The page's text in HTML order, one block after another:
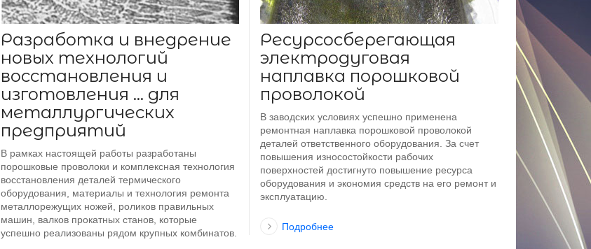
Разработка и внедрение
новых технологий
восстановления и
изготовления ... для
металлургических
предприятий
В рамках настоящей работы разработаны
порошковые проволоки и комплексная технология
восстановления деталей термического
оборудования, материалы и технология ремонта
металлорежущих ножей, роликов правильных
машин, валков прокатных станов, которые
успешно реализованы рядом крупных комбинатов.
Ресурсосберегающая
электродуговая
наплавка порошковой
проволокой
В заводских условиях успешно применена
ремонтная наплавка порошковой проволокой
деталей ответственного оборудования. За счет
повышения износостойкости рабочих
поверхностей достигнуто повышение ресурса
оборудования и экономия средств на его ремонт и
эксплуатацию.
Подробнее